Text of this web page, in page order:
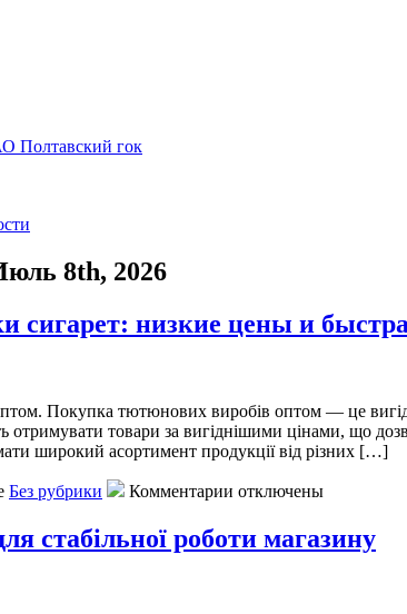
8th, 2026
сигарет: низкие цены и
Покупка тютюнових виробів оптом — це
отримувати товари за вигіднішими цінами, що
широкий асортимент продукції від різних […]
Без рубрики Комментарии отключены
стабільної роботи магазину